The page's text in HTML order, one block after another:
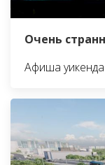
Очень
Афиша уикенда